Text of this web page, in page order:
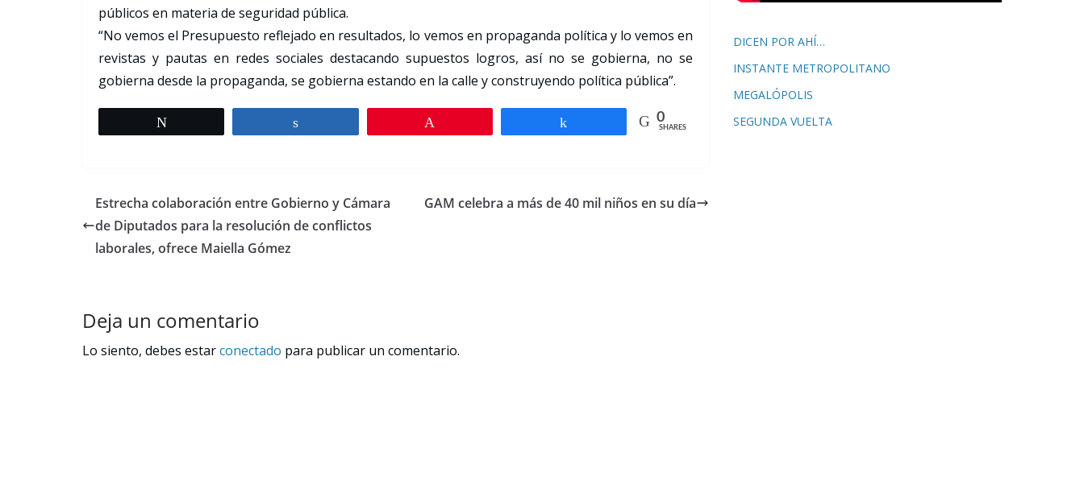
públicos en materia de seguridad pública.
“No vemos el Presupuesto reflejado en resultados, lo vemos en propaganda política y lo vemos en
revistas y pautas en redes sociales destacando supuestos logros, así no se gobierna, no se
gobierna desde la propaganda, se gobierna estando en la calle y construyendo política pública”.
0
SHARES
Estrecha colaboración entre Gobierno y Cámara
de Diputados para la resolución de conflictos
laborales, ofrece Maiella Gómez
GAM celebra a más de 40 mil niños en su día
Deja un comentario
Lo siento, debes estarconectado para publicar un comentario.
DICEN POR AHÍ…
INSTANTE METROPOLITANO
MEGALÓPOLIS
SEGUNDA VUELTA